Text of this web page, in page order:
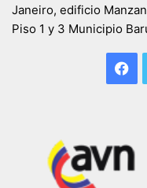
Janeiro, edificio
Piso 1 y 3 Municipio